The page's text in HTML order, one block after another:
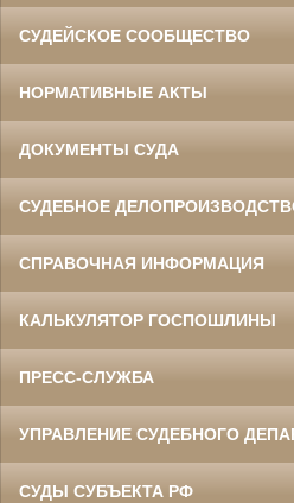
СУДЕЙСКОЕ СООБЩЕСТВО
НОРМАТИВНЫЕ АКТЫ
ДОКУМЕНТЫ СУДА
СУДЕБНОЕ
СПРАВОЧНАЯ ИНФОРМАЦИЯ
КАЛЬКУЛЯТОР ГОСПОШЛИНЫ
ПРЕСС-СЛУЖБА
УПРАВЛЕНИЕ СУДЕБНОГО
СУДЫ СУБЪЕКТА РФ